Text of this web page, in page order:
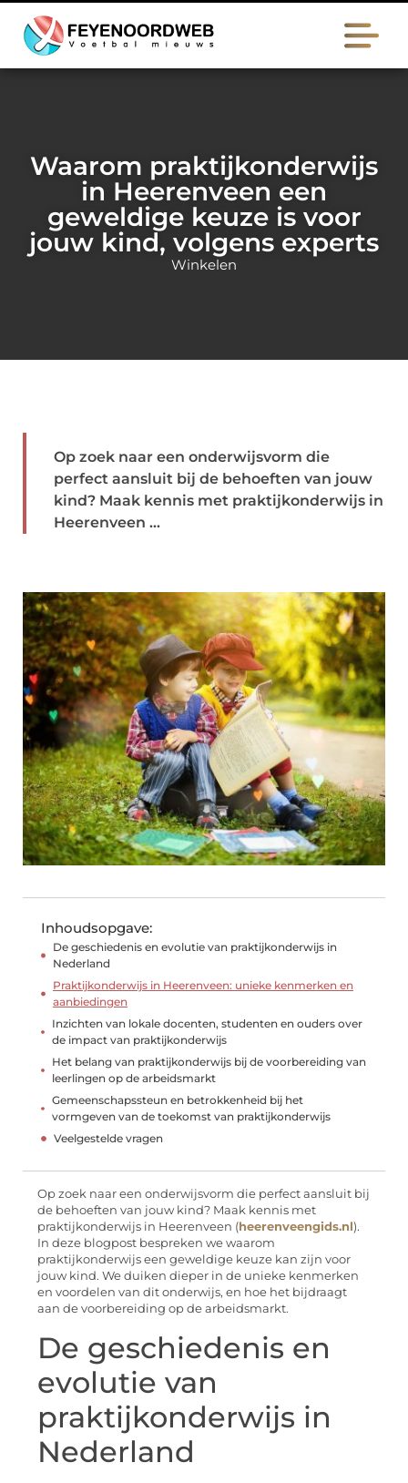
Waarom praktijkonderwijs
in Heerenveen een
geweldige keuze is voor
jouw kind, volgens experts
Winkelen
Op zoek naar een onderwijsvorm die
perfect aansluit bij de behoeften van jouw
kind? Maak kennis met praktijkonderwijs in
Heerenveen ...
Inhoudsopgave:
De geschiedenis en evolutie van praktijkonderwijs in
Nederland
Praktijkonderwijs in Heerenveen: unieke kenmerken en
aanbiedingen
Inzichten van lokale docenten, studenten en ouders over
de impact van praktijkonderwijs
Het belang van praktijkonderwijs bij de voorbereiding van
leerlingen op de arbeidsmarkt
Gemeenschapssteun en betrokkenheid bij het
vormgeven van de toekomst van praktijkonderwijs
Veelgestelde vragen
Op zoek naar een onderwijsvorm die perfect aansluit bij
de behoeften van jouw kind? Maak kennis met
praktijkonderwijs in Heerenveen (heerenveengids.nl).
In deze blogpost bespreken we waarom
praktijkonderwijs een geweldige keuze kan zijn voor
jouw kind. We duiken dieper in de unieke kenmerken
en voordelen van dit onderwijs, en hoe het bijdraagt
aan de voorbereiding op de arbeidsmarkt.
De geschiedenis en
evolutie van
praktijkonderwijs in
Nederland